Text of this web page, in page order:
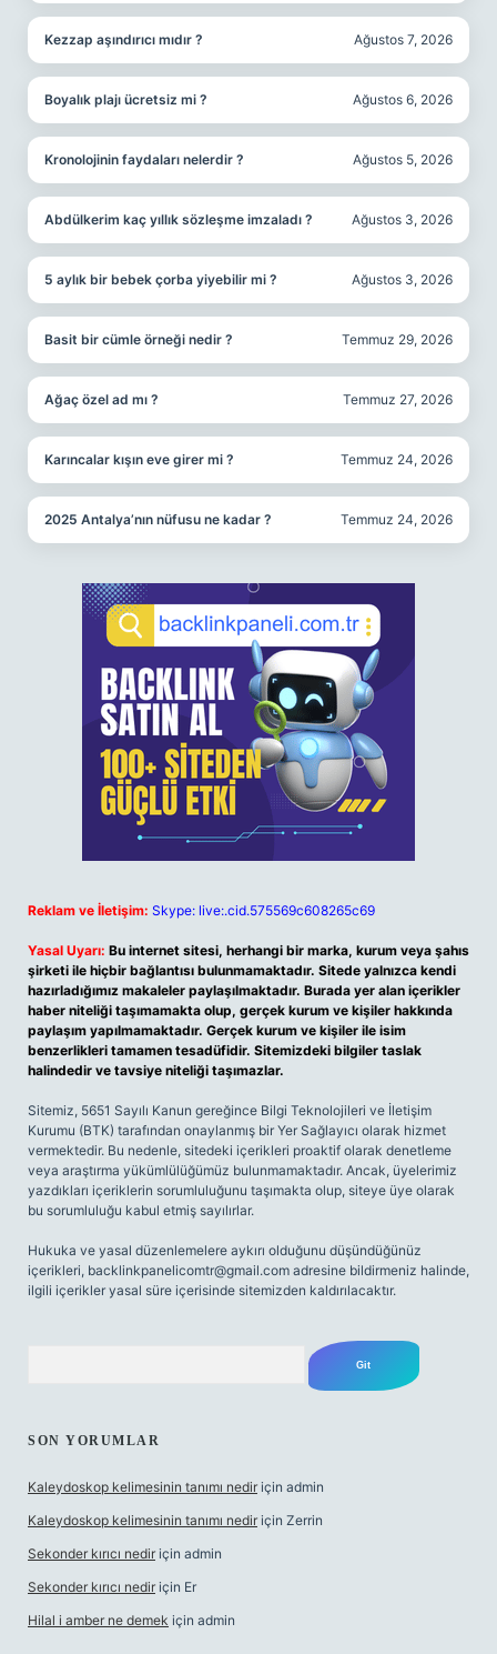
Kezzap aşındırıcı mıdır ? Ağustos 7, 2026
Boyalık plajı ücretsiz mi ? Ağustos 6, 2026
Kronolojinin faydaları nelerdir ? Ağustos 5, 2026
Abdülkerim kaç yıllık sözleşme imzaladı ? Ağustos 3, 2026
5 aylık bir bebek çorba yiyebilir mi ? Ağustos 3, 2026
Basit bir cümle örneği nedir ? Temmuz 29, 2026
Ağaç özel ad mı ? Temmuz 27, 2026
Karıncalar kışın eve girer mi ? Temmuz 24, 2026
2025 Antalya’nın nüfusu ne kadar ? Temmuz 24, 2026
Reklam ve İletişim: Skype: live:.cid.575569c608265c69
Yasal Uyarı: Bu internet sitesi, herhangi bir marka, kurum veya şahıs
şirketi ile hiçbir bağlantısı bulunmamaktadır. Sitede yalnızca kendi
hazırladığımız makaleler paylaşılmaktadır. Burada yer alan içerikler
haber niteliği taşımamakta olup, gerçek kurum ve kişiler hakkında
paylaşım yapılmamaktadır. Gerçek kurum ve kişiler ile isim
benzerlikleri tamamen tesadüfidir. Sitemizdeki bilgiler taslak
halindedir ve tavsiye niteliği taşımazlar.
Sitemiz, 5651 Sayılı Kanun gereğince Bilgi Teknolojileri ve İletişim
Kurumu (BTK) tarafından onaylanmış bir Yer Sağlayıcı olarak hizmet
vermektedir. Bu nedenle, sitedeki içerikleri proaktif olarak denetleme
veya araştırma yükümlülüğümüz bulunmamaktadır. Ancak, üyelerimiz
yazdıkları içeriklerin sorumluluğunu taşımakta olup, siteye üye olarak
bu sorumluluğu kabul etmiş sayılırlar.
Hukuka ve yasal düzenlemelere aykırı olduğunu düşündüğünüz
içerikleri, backlinkpanelicomtr@gmail.com adresine bildirmeniz halinde,
ilgili içerikler yasal süre içerisinde sitemizden kaldırılacaktır.
SON YORUMLAR
Kaleydoskop kelimesinin tanımı nedir için admin
Kaleydoskop kelimesinin tanımı nedir için Zerrin
Sekonder kırıcı nedir için admin
Sekonder kırıcı nedir için Er
Hilal i amber ne demek için admin